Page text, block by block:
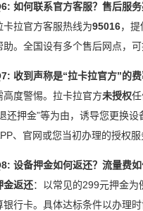
如何联系官方客服？售后服务
卡拉官方客服热线为95016，
助。全国设有多个售后网点，可
收到声称是“拉卡拉官方”的
高度警惕。拉卡拉官方未授权
还押金”等为由，诱导您更换
、官网或您当初办理的授权服
设备押金如何返还？流量费如
金返还：以常见的299元押金
银行卡。具体达标条件以办理时